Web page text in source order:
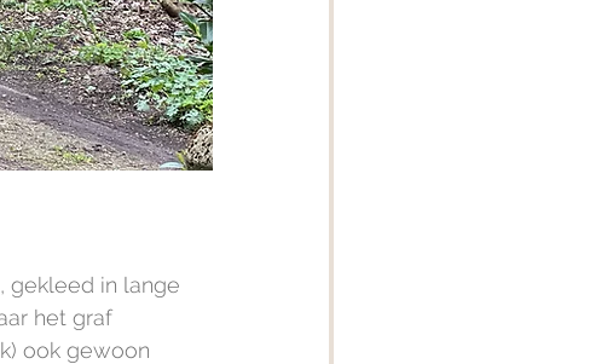
gekleed in lange
het graf
ook gewoon